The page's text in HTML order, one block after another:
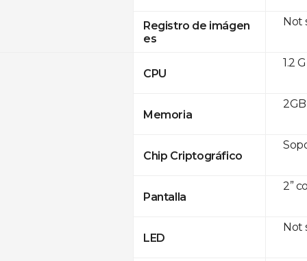
Registro de imágen
es
CPU
Memoria
Chip Criptográfico
Pantalla
LED
Not
1.2
2”
Not